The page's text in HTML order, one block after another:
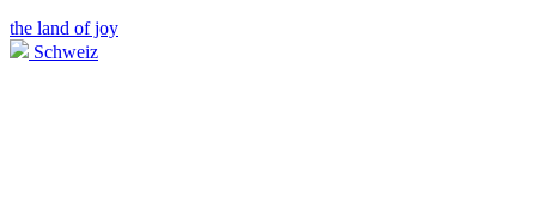
the land of joy
Schweiz